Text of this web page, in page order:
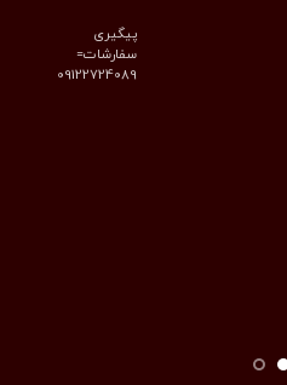
پیگیری
سفارشات=
09122724089